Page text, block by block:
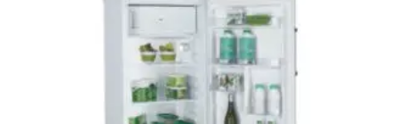
469,00 €.
349,00 €.